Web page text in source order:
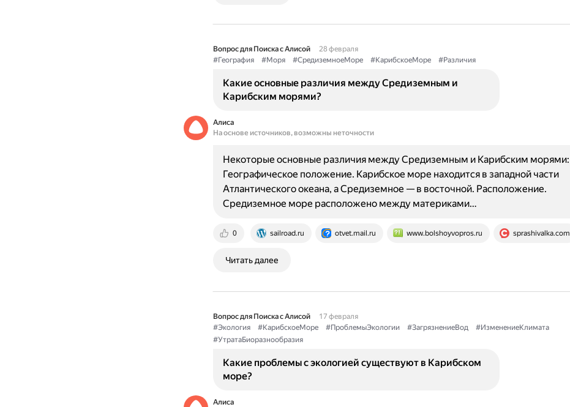
Вопрос для Поиска с Алисой
28 февраля
#География
#Моря #СредиземноеМоре #КарибскоеМоре #Различия
Какие основные различия между Средиземным и
Карибским морями?
Алиса
На основе источников, возможны неточности
0 sailroad.ru otvet.mail.ru www.bolshoyvopros.ru sprashivalka.com
Некоторые основные различия между Средиземным и Карибским морями:
Географическое положение. Карибское море находится в западной части
Атлантического океана, а Средиземное — в восточной. Расположение.
Средиземное море расположено между материками…
Читать далее
Вопрос для Поиска с Алисой
17 февраля
#Экология
#КарибскоеМоре #ПроблемыЭкологии #ЗагрязнениеВод
#ИзменениеКлимата
#УтратаБиоразнообразия
Какие проблемы с экологией существуют в Карибском
море?
Алиса